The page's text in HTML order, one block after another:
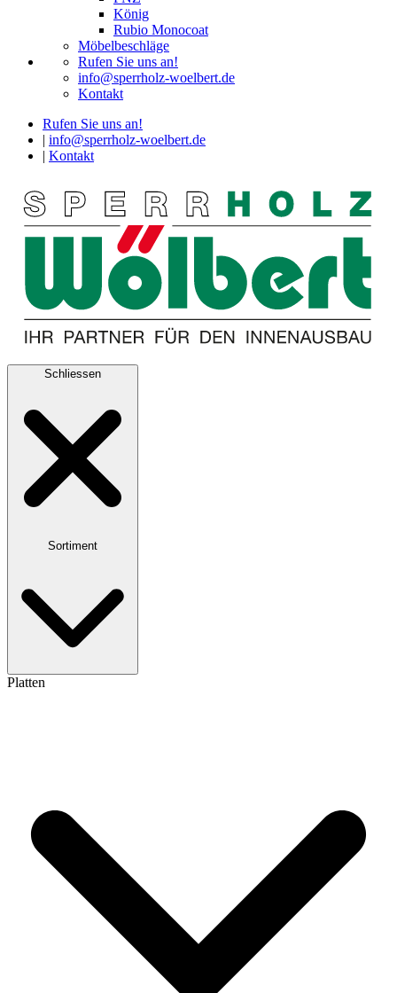
König
Rubio Monocoat
Möbelbeschläge
Rufen Sie uns an!
info@sperrholz-woelbert.de
Kontakt
Rufen Sie uns an!
info@sperrholz-woelbert.de
Kontakt
Schliessen
Sortiment
Platten